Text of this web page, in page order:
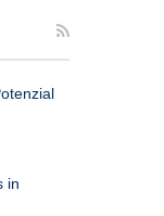
in